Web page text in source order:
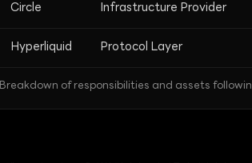
Circle Infrastructure Provider
Hyperliquid Protocol Layer
Breakdown of responsibilities and assets